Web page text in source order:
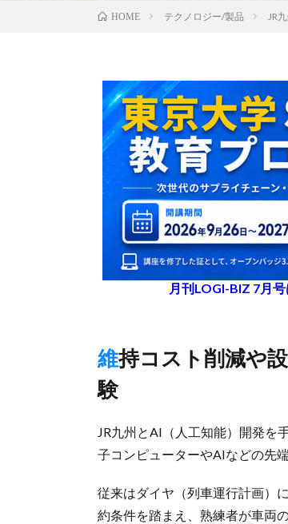
HOME テクノロジー/製品 JR
月刊LOGI-BIZ 7月
維持コスト削減や設備投資抑制狙い、福岡県内の路線で実証実
験
JR九州とAI（人工知能）開発を
子コンピューターやAIなどの先
従来はダイヤ（列車運行計画）
約条件を踏まえ、熟練者が車両